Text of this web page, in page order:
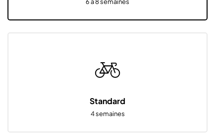
Standard
4 semaines